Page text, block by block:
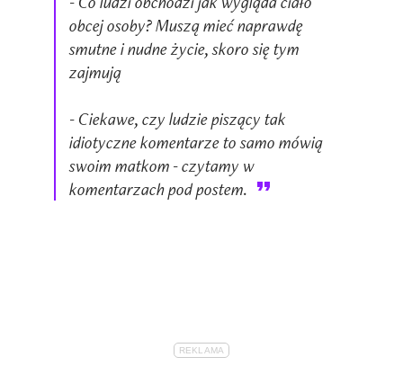
obcej osoby? Muszą mieć naprawdę
smutne i nudne życie, skoro się tym
zajmują
- Ciekawe, czy ludzie piszący tak
idiotyczne komentarze to samo mówią
swoim matkom - czytamy w
komentarzach pod postem.